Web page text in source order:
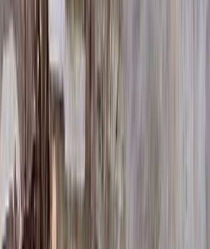
Бесплатно
100 x 50 x 5
7 875 ₽
100 x 50 x 8
18 000 ₽
100 x 50 x 10
100 x 60 x 5
8 190 ₽
18 720 ₽